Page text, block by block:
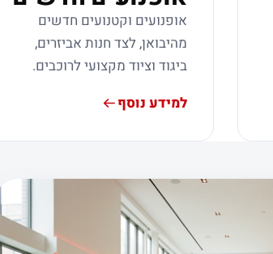
אופנועים וקטנועים חדשים
מהיבואן, לצד חנות אביזרים,
ביגוד וציוד מקצועי לרוכבים.
למידע נוסף